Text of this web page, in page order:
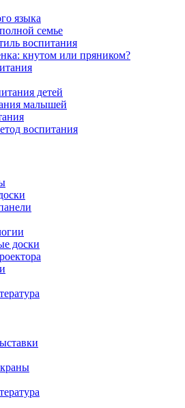
языка
семье
воспитания
кнутом или пряником?
детей
малышей
воспитания
доски